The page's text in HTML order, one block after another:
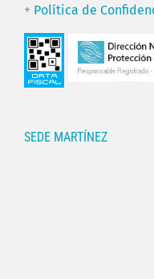
+ Política de
SEDE MARTÍNEZ